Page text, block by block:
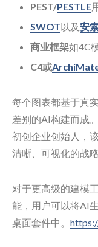
PEST/PESTLE
SWOT以及安
商业框架如4C
C4或
每个图表都基于真
差别的AI构建而成
初创企业创始人，
清晰、可视化的战略
对于更高级的建模
能，用户可以将AI
桌面套件中。